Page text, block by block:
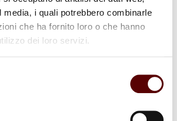
media, i quali potrebbero combinarle
che ha fornito loro o che hanno
dei loro servizi.
2026